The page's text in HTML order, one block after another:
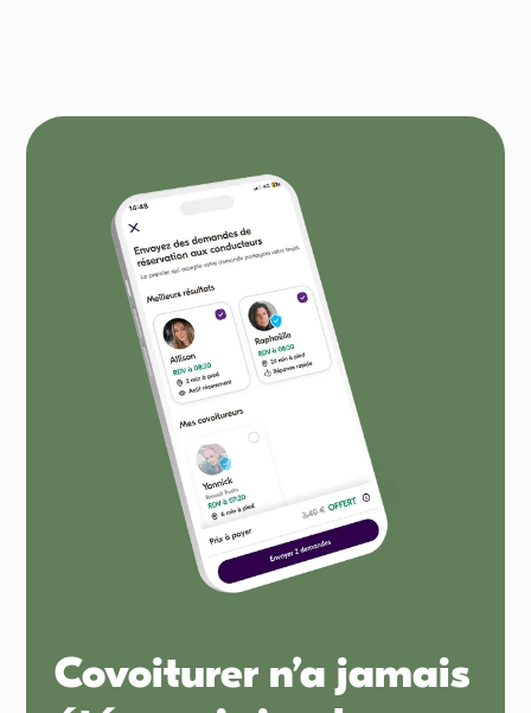
Covoiturer n’a jamais